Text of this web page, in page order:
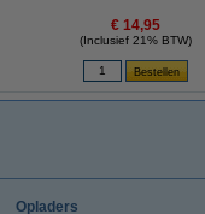
€ 14,95
(Inclusief 21% BTW)
Opladers